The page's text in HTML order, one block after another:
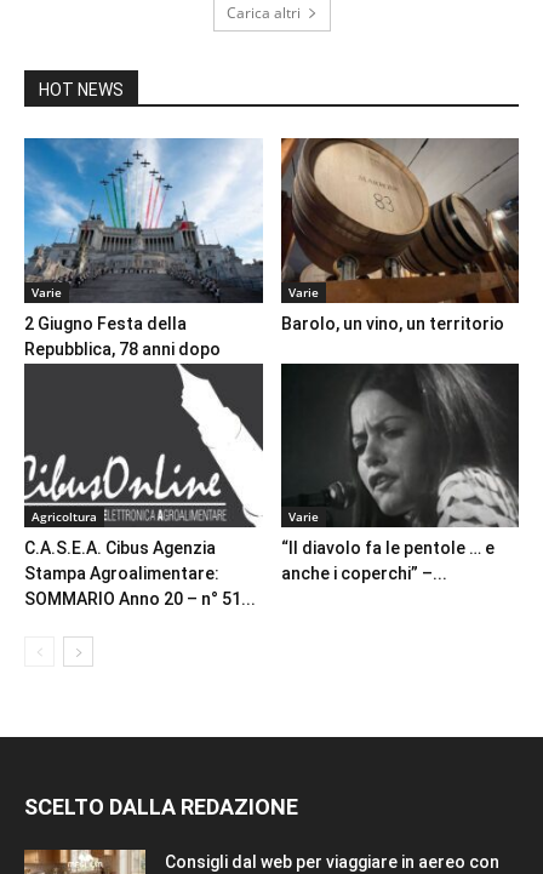
Carica altri
HOT NEWS
Varie
2 Giugno Festa della
Repubblica, 78 anni dopo
Varie
Barolo, un vino, un territorio
Agricoltura
C.A.S.E.A. Cibus Agenzia
Stampa Agroalimentare:
SOMMARIO Anno 20 – n° 51...
Varie
“Il diavolo fa le pentole … e
anche i coperchi” –...
SCELTO DALLA REDAZIONE
Consigli dal web per viaggiare in aereo con